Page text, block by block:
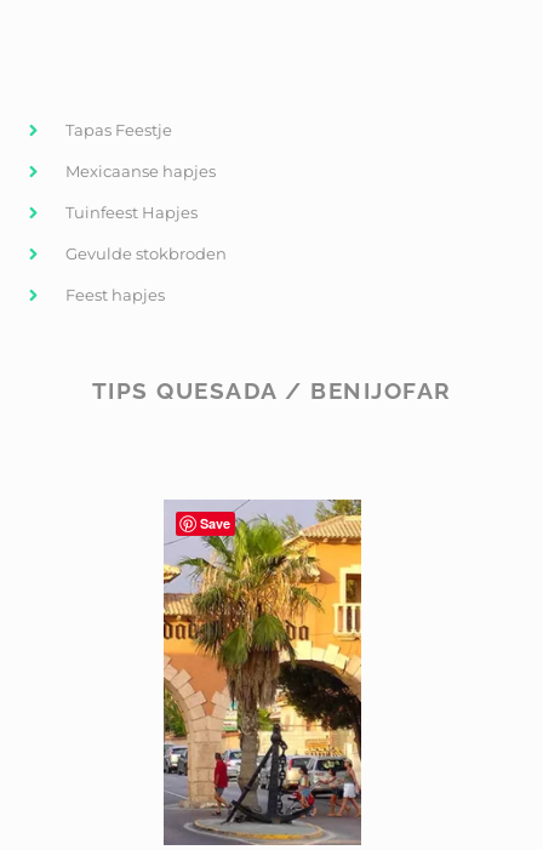
Tapas Feestje
Mexicaanse hapjes
Tuinfeest Hapjes
Gevulde stokbroden
Feest hapjes
TIPS QUESADA / BENIJOFAR
Save